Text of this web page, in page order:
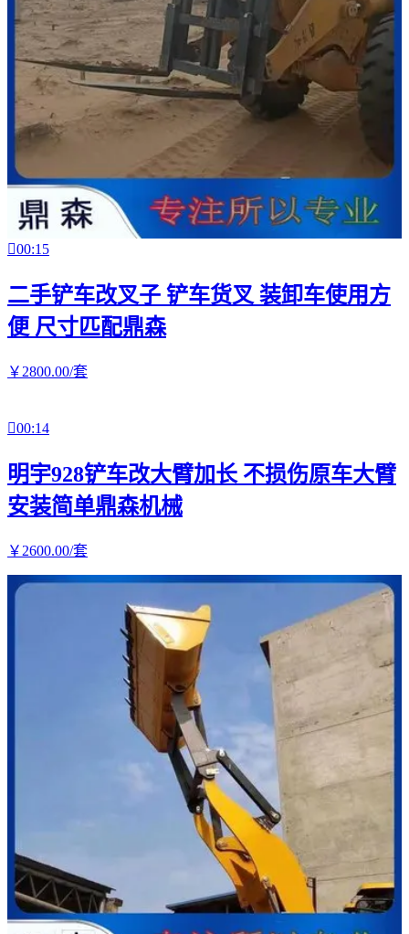
00:15
二手铲车改叉子 铲车货叉 装卸车使用方
便 尺寸匹配鼎森
￥ 2800.00/套
00:14
明宇928铲车改大臂加长 不损伤原车大臂
安装简单鼎森机械
￥ 2600.00/套